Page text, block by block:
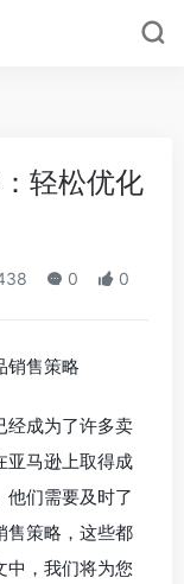
轻松优化
0 0
销售策略
经成为了许多卖
亚马逊上取得成
他们需要及时了
售策略，这些都
中，我们将为您